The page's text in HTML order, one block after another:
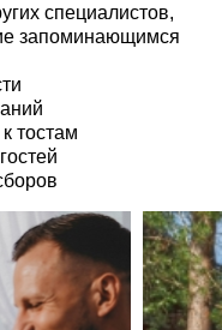
специалистов,
запоминающимся
тостам